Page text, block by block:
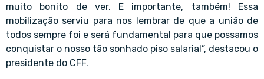
muito bonito de ver. E importante, também! Essa
mobilização serviu para nos lembrar de que a união de
todos sempre foi e será fundamental para que possamos
conquistar o nosso tão sonhado piso salarial”, destacou o
presidente do CFF.